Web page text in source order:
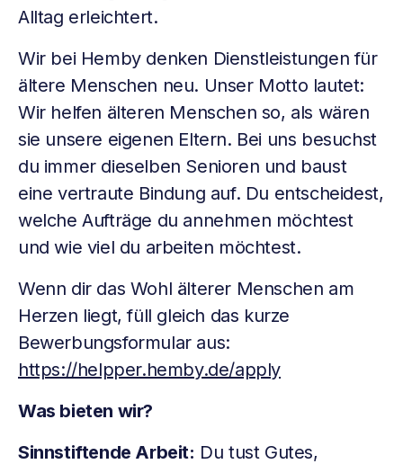
Alltag erleichtert.
Wir bei Hemby denken Dienstleistungen für
ältere Menschen neu. Unser Motto lautet:
Wir helfen älteren Menschen so, als wären
sie unsere eigenen Eltern. Bei uns besuchst
du immer dieselben Senioren und baust
eine vertraute Bindung auf. Du entscheidest,
welche Aufträge du annehmen möchtest
und wie viel du arbeiten möchtest.
Wenn dir das Wohl älterer Menschen am
Herzen liegt, füll gleich das kurze
Bewerbungsformular aus:
https://helpper.hemby.de/apply
Was bieten wir?
Sinnstiftende Arbeit: Du tust Gutes,